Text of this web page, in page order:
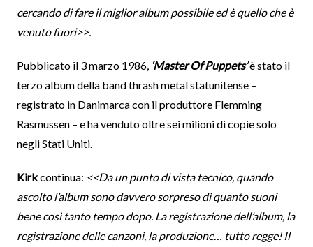
cercando di fare il miglior album possibile ed è quello che è
venuto fuori>>.
Pubblicato il 3 marzo 1986, ‘Master Of Puppets’è stato il
terzo album della band thrash metal statunitense –
registrato in Danimarca con il produttore Flemming
Rasmussen – e ha venduto oltre sei milioni di copie solo
negli Stati Uniti.
Kirkcontinua: <<Da un punto di vista tecnico, quando
ascolto l’album sono davvero sorpreso di quanto suoni
bene così tanto tempo dopo. La registrazione dell’album, la
registrazione delle canzoni, la produzione… tutto regge! Il